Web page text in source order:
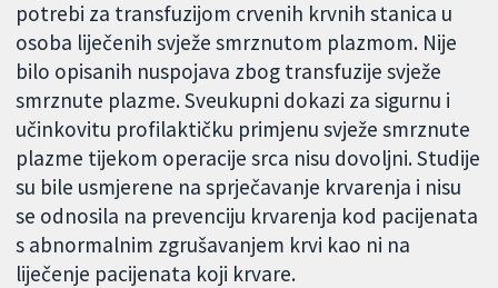
potrebi za transfuzijom crvenih krvnih stanica u
osoba liječenih svježe smrznutom plazmom. Nije
bilo opisanih nuspojava zbog transfuzije svježe
smrznute plazme. Sveukupni dokazi za sigurnu i
učinkovitu profilaktičku primjenu svježe smrznute
plazme tijekom operacije srca nisu dovoljni. Studije
su bile usmjerene na sprječavanje krvarenja i nisu
se odnosila na prevenciju krvarenja kod pacijenata
s abnormalnim zgrušavanjem krvi kao ni na
liječenje pacijenata koji krvare.